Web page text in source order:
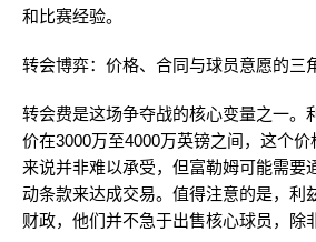
和比赛经验。
转会博弈：价格、合同与球员意愿的三
转会费是这场争夺战的核心变量之一。
价在3000万至4000万英镑之间，这个
来说并非难以承受，但富勒姆可能需要
动条款来达成交易。值得注意的是，利
财政，他们并不急于出售核心球员，除